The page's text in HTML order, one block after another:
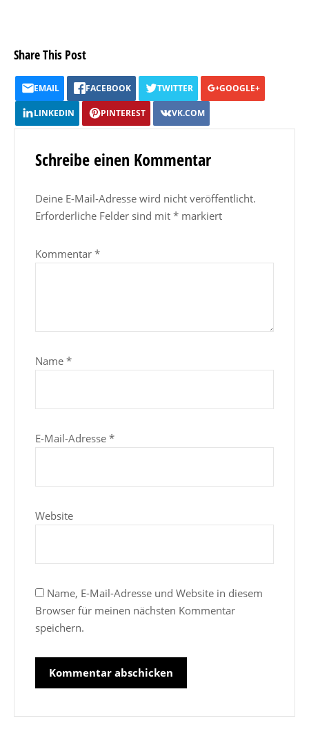
Share This Post
EMAIL FACEBOOK TWITTER GOOGLE+
LINKEDIN PINTEREST VK.COM
Schreibe einen Kommentar
Deine E-Mail-Adresse wird nicht veröffentlicht.
Erforderliche Felder sind mit * markiert
Kommentar *
Name *
E-Mail-Adresse *
Website
Name, E-Mail-Adresse und Website in diesem
Browser für meinen nächsten Kommentar
speichern.